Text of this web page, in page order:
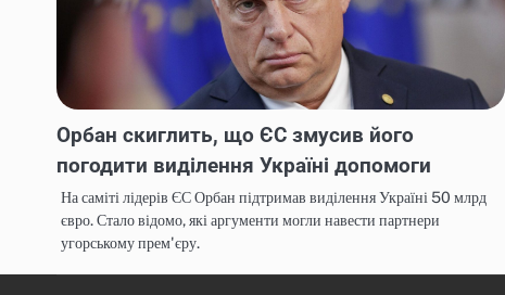
Орбан скиглить, що ЄС змусив його
погодити виділення Україні допомоги
На саміті лідерів ЄС Орбан підтримав виділення Україні 50 млрд
євро. Стало відомо, які аргументи могли навести партнери
угорському прем'єру.